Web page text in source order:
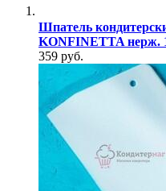
Шпатель
KONFINETTA нерж.
359 руб.